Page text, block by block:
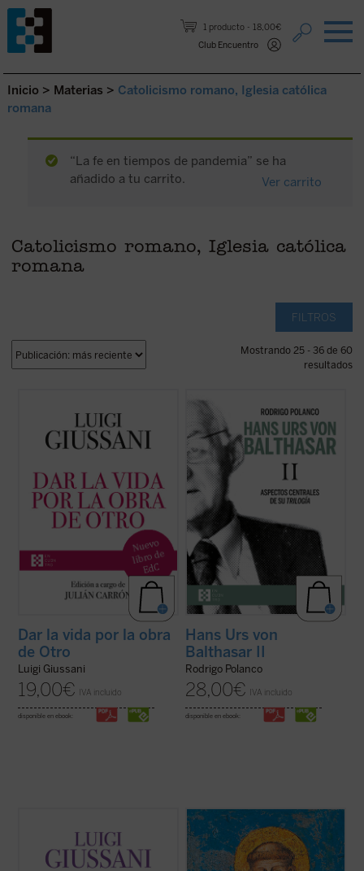
1 producto
18,00€
Club Encuentro
Saltar al contenido.
Inicio > Materias > Catolicismo romano, Iglesia católica
romana
“La fe en tiempos de pandemia” se ha
añadido a tu carrito.
Ver carrito
Catolicismo romano, Iglesia católica
romana
FILTROS
Mostrando 25 - 36 de 60
resultados
2004) es el sexto y último volumen
dedicado a las intervenciones de don Luigi
Giussani en los Ejercicios espirituales de la
Fraternidad de Comunión y Liberación. En
Dar la vida por la obra
de Otro
Luigi Giussani
19,00€ IVA incluido
disponible en ebook:
Este segundo volumen está dedicado a las
líneas centrales de la
Trilogía teológica, su
obra central, escrita entre 1961 y 1987.
Señalada por el propio von Balthasar como
«el plan fundamental, la preocupación de
una vida», este ...
(ver ficha)
Hans Urs von
Balthasar II
Rodrigo Polanco
28,00€ IVA incluido
disponible en ebook:
es el quinto volumen de la serie dedicada a
las intervenciones realizadas por don Luigi
Giussani durante los Ejercicios espirituales
de la Fraternidad de Comunión y Liberación
La de san Francisco de Asís es una de las
historias de santidad más enraizadas en el
Evangelio, generando en su familia
espiritual todos los registros de una
santidad encarnada en el tiempo de cada